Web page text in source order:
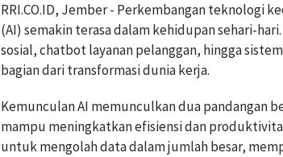
RRI.CO.ID, Jember - Perkembangan teknologi
(AI) semakin terasa dalam kehidupan sehari-
sosial, chatbot layanan pelanggan, hingga
bagian dari transformasi dunia kerja.
Kemunculan AI memunculkan dua pandangan
mampu meningkatkan efisiensi dan
untuk mengolah data dalam jumlah besar,